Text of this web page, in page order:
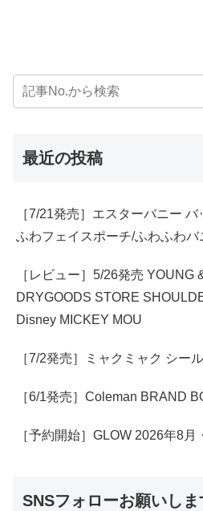
最近の投稿
［7/21発売］エスターバニー
ふわフェイスポーチ/ふわふわバ
［レビュー］5/26発売 YOUNG
DRYGOODS STORE
Disney MICKEY MOU
［7/2発売］ミャクミャク シー
［6/1発売］Coleman BRAND
［予約開始］GLOW 2026年8月
SNSフォローお願いしま